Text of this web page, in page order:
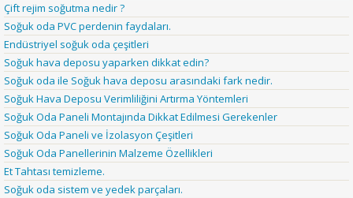
Çift rejim soğutma nedir ?
Soğuk oda PVC perdenin faydaları.
Endüstriyel soğuk oda çeşitleri
Soğuk hava deposu yaparken dikkat edin?
Soğuk oda ile Soğuk hava deposu arasındaki fark nedir.
Soğuk Hava Deposu Verimliliğini Artırma Yöntemleri
Soğuk Oda Paneli Montajında Dikkat Edilmesi Gerekenler
Soğuk Oda Paneli ve İzolasyon Çeşitleri
Soğuk Oda Panellerinin Malzeme Özellikleri
Et Tahtası temizleme.
Soğuk oda sistem ve yedek parçaları.